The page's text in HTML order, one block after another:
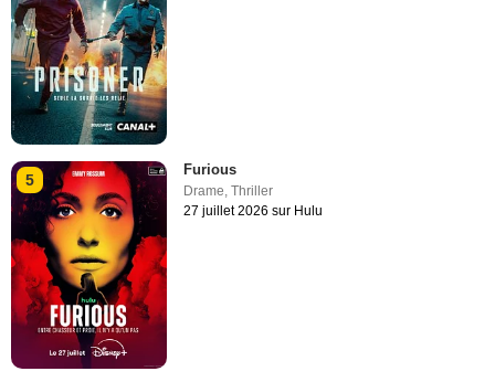
5
Furious
Drame ,Thriller
27 juillet 2026 sur Hulu